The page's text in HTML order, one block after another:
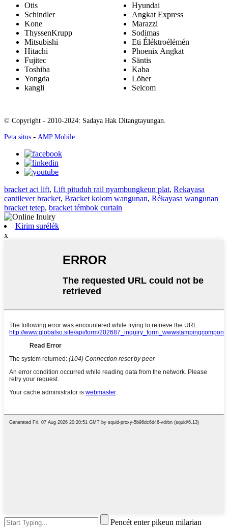
Otis
Schindler
Kone
ThyssenKrupp
Mitsubishi
Hitachi
Fujitec
Toshiba
Yongda
kangli
Hyundai
Angkat Express
Marazzi
Sodimas
Eti Éléktroélémén
Phoenix Angkat
Säntis
Kaba
Löher
Selcom
© Copyright - 2010-2024: Sadaya Hak Ditangtayungan.
Peta situs - AMP Mobile
bracket aci lift, Lift pituduh rail nyambungkeun plat, Rekayasa
cantilever bracket, Bracket kolom wangunan, Rékayasa wangunan
bracket tetep, bracket témbok curtain
Kirim surélék
x
Pencét enter pikeun milarian